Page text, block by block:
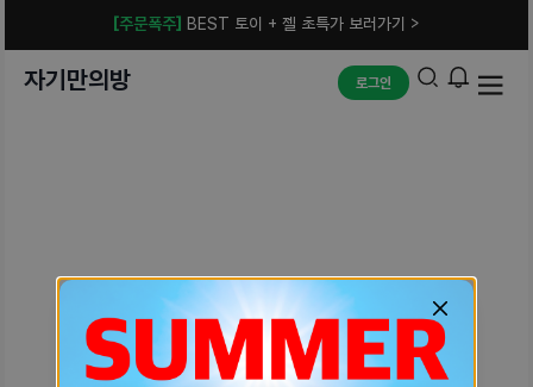
[주문폭주] BEST 토이 + 젤 초특가 보러가기 >
자기만의방 로그인
예상치 못한 에러입니다.